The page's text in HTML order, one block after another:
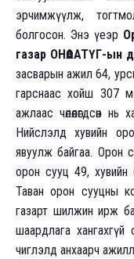
эрчимжүүлж,
болгосон. Энэ үеэр
газар ОНӨААТҮГ-ын
засварын ажил 64,
гарснаас хойш 307
ажлаас чөлөөлөгдсөн
Нийслэлд хувийн
явуулж байгаа. Орон
орон сууц 49,
Таван орон сууцны
газарт шилжин ирж
шаардлага
чиглэлд анхаарч